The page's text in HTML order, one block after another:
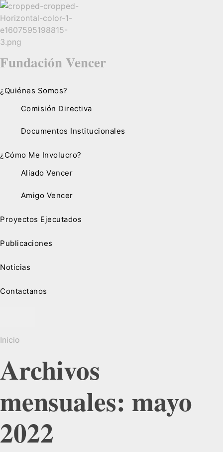
Fundación Vencer
¿Quiénes Somos?
Comisión Directiva
Documentos Institucionales
¿Cómo Me Involucro?
Aliado Vencer
Amigo Vencer
Proyectos Ejecutados
Publicaciones
Noticias
Contactanos
Inicio
Archivos
mensuales: mayo
2022